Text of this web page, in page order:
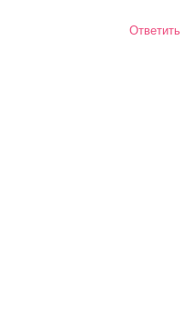
Ответить